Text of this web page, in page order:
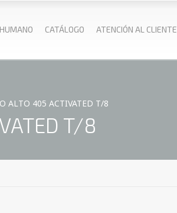
CATÁLOGO ATENCIÓN AL CLIENTE
ALTO 405 ACTIVATED T/8
T/8